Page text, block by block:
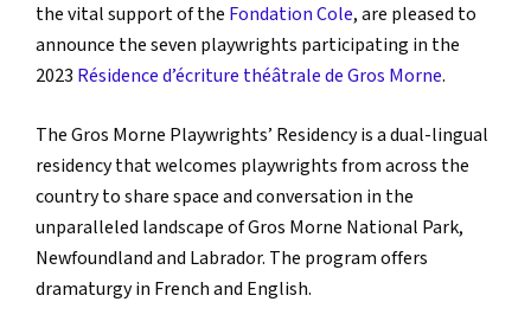
the vital support of the Fondation Cole, are pleased to
announce the seven playwrights participating in the
2023 Résidence d’écriture théâtrale de Gros Morne.
The Gros Morne Playwrights’ Residency is a dual-lingual
residency that welcomes playwrights from across the
country to share space and conversation in the
unparalleled landscape of Gros Morne National Park,
Newfoundland and Labrador. The program offers
dramaturgy in French and English.